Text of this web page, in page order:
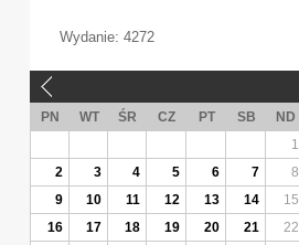
Wydanie: 4272
PN WT ŚR CZ PT SB
ND
1
2
3 4 5 6 7
8
9
10 11 12 13 14
15
16
17 18 19 20 21
22